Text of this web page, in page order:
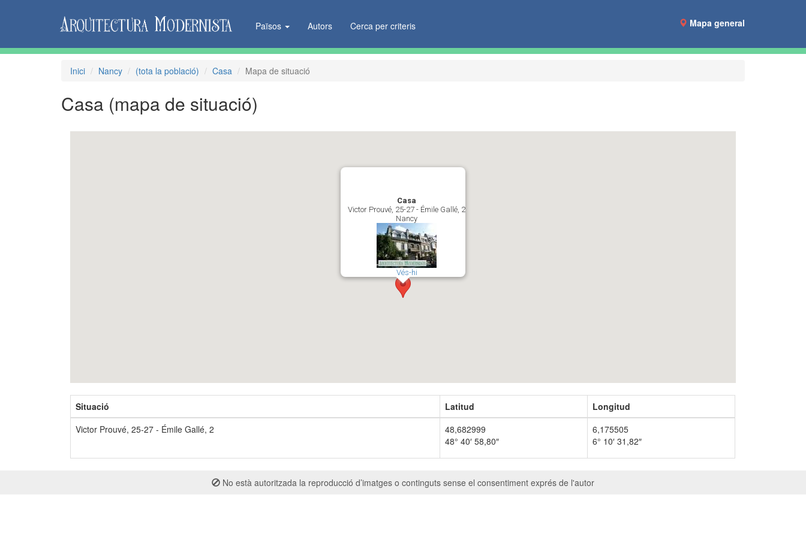
Països Autors Cerca per criteris Mapa general
Inici Nancy (tota la població) Casa Mapa de situació
Casa (mapa de situació)
Casa
Victor Prouvé, 25-27 - Émile Gallé, 2
Nancy
Vés-hi
Situació Latitud
Longitud
Victor Prouvé, 25-27 - Émile Gallé, 2
48,682999
48° 40′ 58,80″
6,175505
6° 10′ 31,82″
No està autoritzada la reproducció d’imatges o continguts sense el consentiment exprés de l'autor